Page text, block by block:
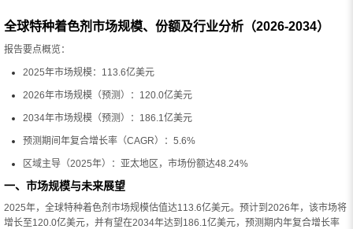
全球特种着色剂市场规模、份额及行业分析（2026-2034）
报告要点概览：
2025年市场规模：113.6亿美元
2026年市场规模（预测）：120.0亿美元
2034年市场规模（预测）：186.1亿美元
预测期间年复合增长率（CAGR）：5.6%
区域主导（2025年）：亚太地区，市场份额达48.24%
一、市场规模与未来展望
2025年，全球特种着色剂市场规模估值达113.6亿美元。预计到2026年，该市场将
增长至120.0亿美元，并有望在2034年达到186.1亿美元，预测期内年复合增长率